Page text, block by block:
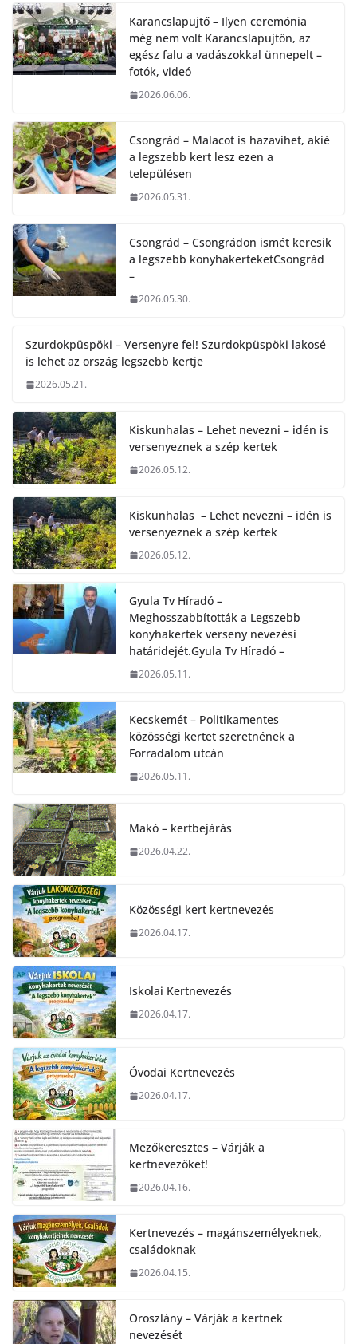
Karancslapujtő – Ilyen ceremónia
még nem volt Karancslapujtőn, az
egész falu a vadászokkal ünnepelt –
fotók, videó
2026.06.06.
Csongrád – Malacot is hazavihet, akié
a legszebb kert lesz ezen a
településen
2026.05.31.
Csongrád – Csongrádon ismét keresik
a legszebb konyhakerteketCsongrád
–
2026.05.30.
Szurdokpüspöki – Versenyre fel! Szurdokpüspöki lakosé
is lehet az ország legszebb kertje
2026.05.21.
Kiskunhalas – Lehet nevezni – idén is
versenyeznek a szép kertek
2026.05.12.
Kiskunhalas – Lehet nevezni – idén is
versenyeznek a szép kertek
2026.05.12.
Gyula Tv Híradó –
Meghosszabbították a Legszebb
konyhakertek verseny nevezési
határidejét.Gyula Tv Híradó –
2026.05.11.
Kecskemét – Politikamentes
közösségi kertet szeretnének a
Forradalom utcán
2026.05.11.
Makó – kertbejárás
2026.04.22.
Közösségi kert kertnevezés
2026.04.17.
Iskolai Kertnevezés
2026.04.17.
Óvodai Kertnevezés
2026.04.17.
Mezőkeresztes – Várják a
kertnevezőket!
2026.04.16.
Kertnevezés – magánszemélyeknek,
családoknak
2026.04.15.
Oroszlány – Várják a kertnek
nevezését